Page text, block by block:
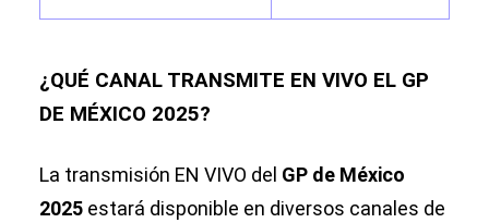
¿QUÉ CANAL TRANSMITE EN VIVO EL GP
DE MÉXICO 2025?
La transmisión EN VIVO del GP de México
2025 estará disponible en diversos canales de